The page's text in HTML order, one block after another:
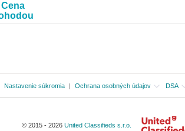
Cena
Nastavenie súkromia Ochrana osobných údajov DSA
© 2015 - 2026 United Classifieds s.r.o.